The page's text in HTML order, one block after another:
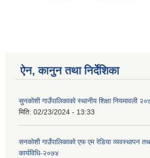
ऐन, कानुन तथा निर्देशिका
सुनकोशी गाउँपालिकाको स्थानीय शिक्षा नियमावली
मिति: 02/23/2024 - 13:33
सनकोशी गाउँपालिकाको एफ एम रेडिया व्यवस्थापन
कार्यविधि-२०७४